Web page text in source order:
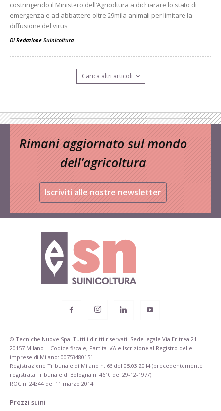
costringendo il Ministero dell’Agricoltura a dichiarare lo stato di
emergenza e ad abbattere oltre 29mila animali per limitare la
diffusione del virus
Di Redazione Suinicoltura -
Carica altri articoli
Rimani aggiornato sul mondo
dell’agricoltura
Iscriviti alle nostre newsletter
© Tecniche Nuove Spa. Tutti i diritti riservati. Sede legale Via Eritrea 21 -
20157 Milano | Codice fiscale, Partita IVA e Iscrizione al Registro delle
imprese di Milano: 00753480151
Registrazione Tribunale di Milano n. 66 del 05.03.2014 (precedentemente
registrata Tribunale di Bologna n. 4610 del 29-12-1977)
ROC n. 24344 del 11 marzo 2014
Prezzi suini